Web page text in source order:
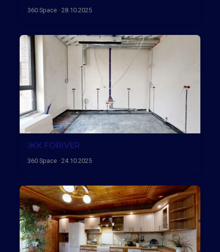
360 Space · 28.10.2025
ЖК FORIVER
360 Space · 24.10.2025